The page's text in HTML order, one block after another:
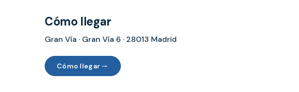
Cómo llegar
Gran Vía · Gran Vía 6 · 28013 Madrid
Cómo llegar→